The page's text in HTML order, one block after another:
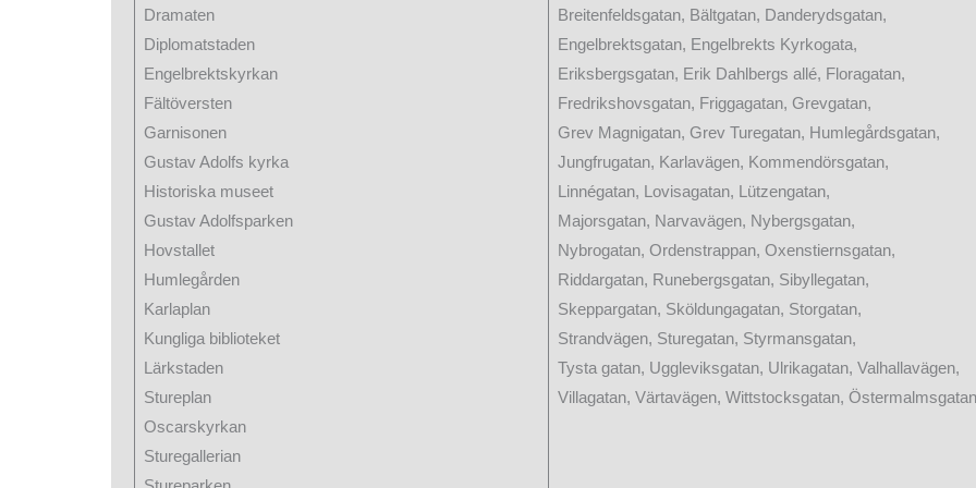
Dramaten
Diplomatstaden
Engelbrektskyrkan
Fältöversten
Garnisonen
Gustav Adolfs kyrka
Historiska museet
Gustav Adolfsparken
Hovstallet
Humlegården
Karlaplan
Kungliga biblioteket
Lärkstaden
Stureplan
Oscarskyrkan
Sturegallerian
Breitenfeldsgatan, Bältgatan, Danderydsgatan,
Engelbrektsgatan, Engelbrekts Kyrkogata,
Eriksbergsgatan, Erik Dahlbergs allé, Floragatan,
Fredrikshovsgatan, Friggagatan, Grevgatan,
Grev Magnigatan, Grev Turegatan, Humlegårdsgatan,
Jungfrugatan, Karlavägen, Kommendörsgatan,
Linnégatan, Lovisagatan, Lützengatan,
Majorsgatan, Narvavägen, Nybergsgatan,
Nybrogatan, Ordenstrappan, Oxenstiernsgatan,
Riddargatan, Runebergsgatan, Sibyllegatan,
Skeppargatan, Sköldungagatan, Storgatan,
Strandvägen, Sturegatan, Styrmansgatan,
Tysta gatan, Uggleviksgatan, Ulrikagatan, Valhallavägen,
Villagatan, Värtavägen, Wittstocksgatan,